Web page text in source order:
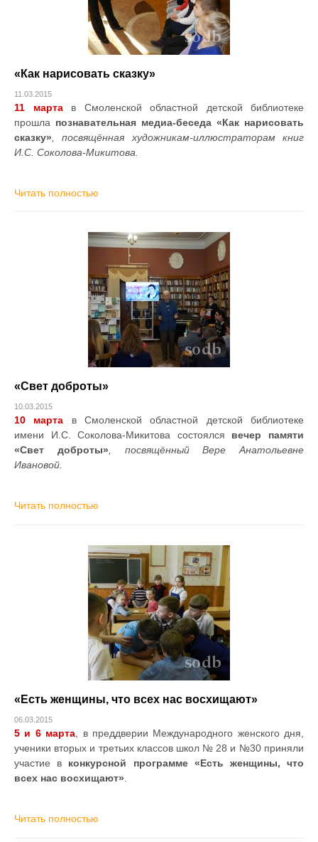
«Как нарисовать сказку»
11.03.2015
11 марта в Смоленской областной детской библиотеке
прошла познавательная медиа-беседа «Как нарисовать
сказку» , посвящённая художникам-иллюстраторам книг
И.С. Соколова-Микитова.
Читать полностью
«Свет доброты»
10.03.2015
10 марта в Смоленской областной детской библиотеке
имени И.С. Соколова-Микитова состоялся вечер памяти
«Свет доброты», посвящённый Вере Анатольевне
Ивановой.
Читать полностью
«Есть женщины, что всех нас восхищают»
06.03.2015
5 и 6 марта, в преддверии Международного женского дня,
ученики вторых и третьих классов школ № 28 и №30 приняли
участие в конкурсной программе «Есть женщины, что
всех нас восхищают».
Читать полностью